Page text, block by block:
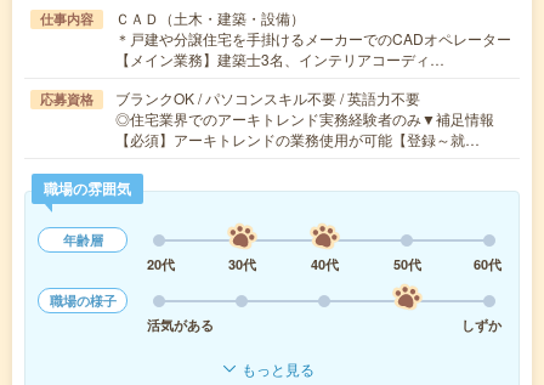
仕事内容
ＣＡＤ（土木・建築・設備）
＊戸建や分譲住宅を手掛けるメーカーでのCADオペレーター
【メイン業務】建築士3名、インテリアコーディ…
応募資格
ブランクOK / パソコンスキル不要 / 英語力不要
◎住宅業界でのアーキトレンド実務経験者のみ▼補足情報
【必須】アーキトレンドの業務使用が可能【登録～就…
職場の雰囲気
年齢層
20代
30代 40代 50代
60代
職場の様子
活気がある
しずか
もっと見る